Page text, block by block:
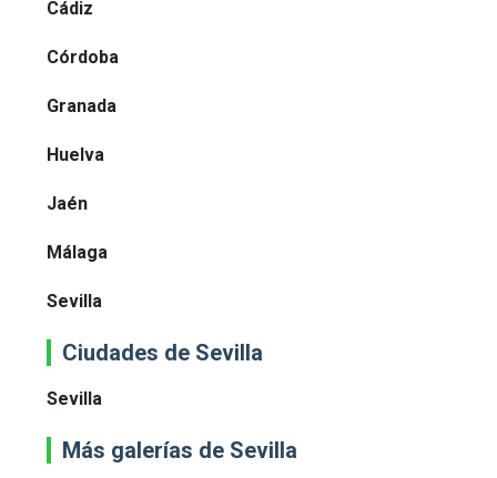
Cádiz
Córdoba
Granada
Huelva
Jaén
Málaga
Sevilla
Ciudades de Sevilla
Sevilla
Más galerías de Sevilla